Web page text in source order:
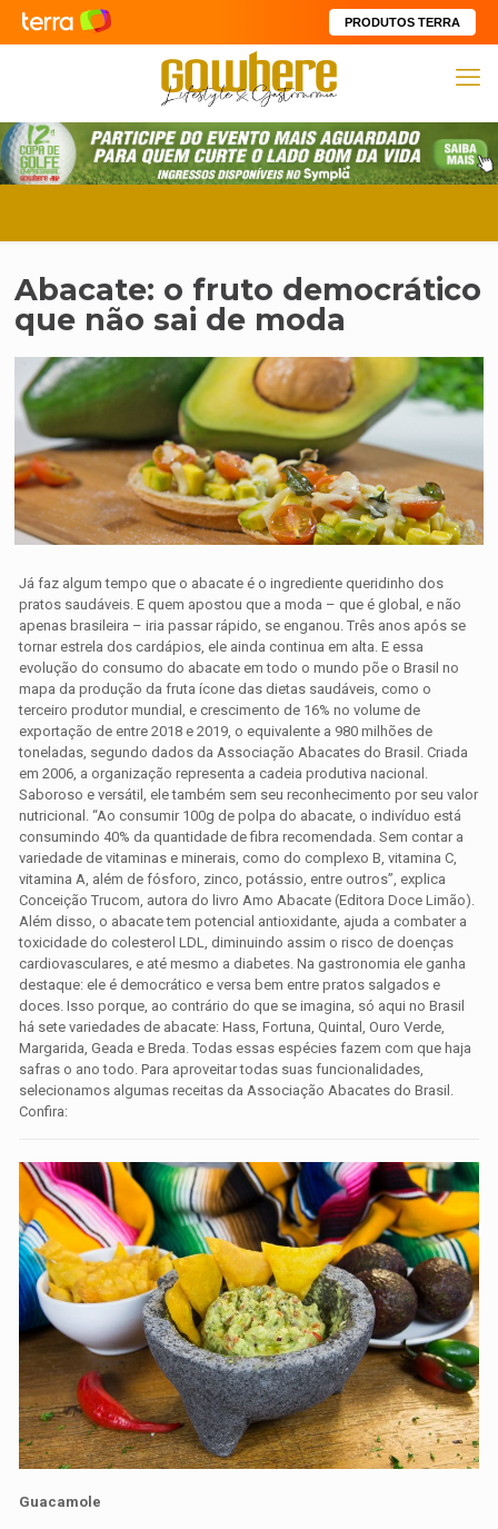
PRODUTOS TERRA
Abacate: o fruto democrático
que não sai de moda
Já faz algum tempo que o abacate é o ingrediente queridinho dos
pratos saudáveis. E quem apostou que a moda – que é global, e não
apenas brasileira – iria passar rápido, se enganou. Três anos após se
tornar estrela dos cardápios, ele ainda continua em alta. E essa
evolução do consumo do abacate em todo o mundo põe o Brasil no
mapa da produção da fruta ícone das dietas saudáveis, como o
terceiro produtor mundial, e crescimento de 16% no volume de
exportação de entre 2018 e 2019, o equivalente a 980 milhões de
toneladas, segundo dados da Associação Abacates do Brasil. Criada
em 2006, a organização representa a cadeia produtiva nacional.
Saboroso e versátil, ele também sem seu reconhecimento por seu valor
nutricional. “Ao consumir 100g de polpa do abacate, o indivíduo está
consumindo 40% da quantidade de fibra recomendada. Sem contar a
variedade de vitaminas e minerais, como do complexo B, vitamina C,
vitamina A, além de fósforo, zinco, potássio, entre outros”, explica
Conceição Trucom, autora do livro Amo Abacate (Editora Doce Limão).
Além disso, o abacate tem potencial antioxidante, ajuda a combater a
toxicidade do colesterol LDL, diminuindo assim o risco de doenças
cardiovasculares, e até mesmo a diabetes. Na gastronomia ele ganha
destaque: ele é democrático e versa bem entre pratos salgados e
doces. Isso porque, ao contrário do que se imagina, só aqui no Brasil
há sete variedades de abacate: Hass, Fortuna, Quintal, Ouro Verde,
Margarida, Geada e Breda. Todas essas espécies fazem com que haja
safras o ano todo. Para aproveitar todas suas funcionalidades,
selecionamos algumas receitas da Associação Abacates do Brasil.
Confira:
Guacamole